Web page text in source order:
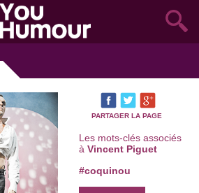
PARTAGER LA PAGE
Les mots-clés associés
à Vincent Piguet
#coquinou